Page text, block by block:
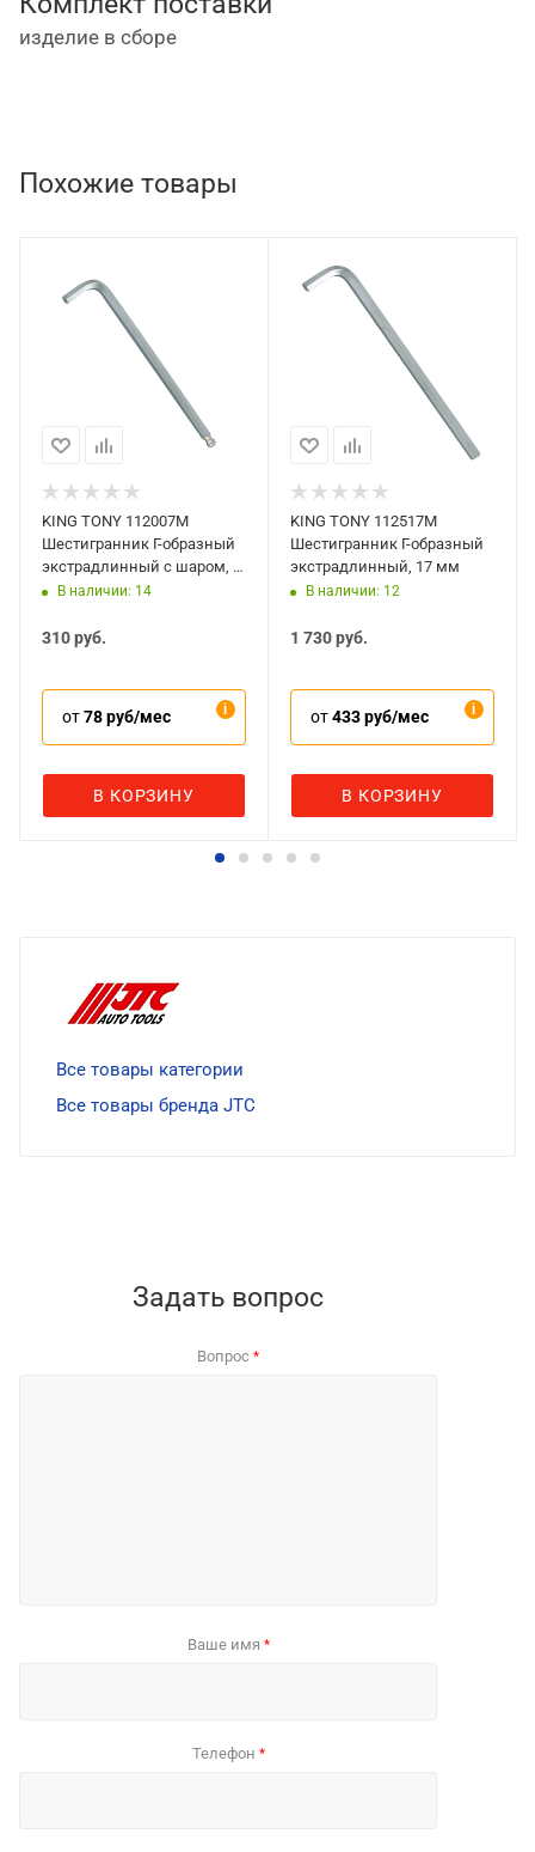
изделие в сборе
Похожие товары
KING TONY 112007M
Шестигранник Г-образный
экстрадлинный с шаром, 7
ммВ наличии: 14
310руб.
от78 руб/мес
В КОРЗИНУ
KING TONY 112517M
Шестигранник Г-образный
экстрадлинный, 17 мм
В наличии: 12
1 730руб.
от433 руб/мес
В КОРЗИНУ
Все товары категории
Все товары бренда JTC
Задать вопрос
Вопрос *
Ваше имя *
Телефон *